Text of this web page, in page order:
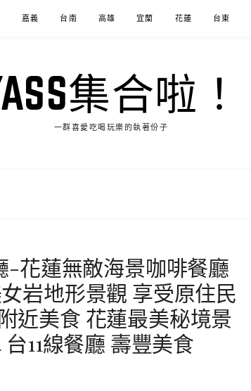
嘉義 台南 高雄 宜蘭 花蓮 台東
集合啦！
一群喜愛吃喝玩樂的執著份子
-花蓮無敵海景咖啡餐廳
岩地形景觀 享受原住民
近美食 花蓮最美秘境景
11線餐廳 壽豐美食